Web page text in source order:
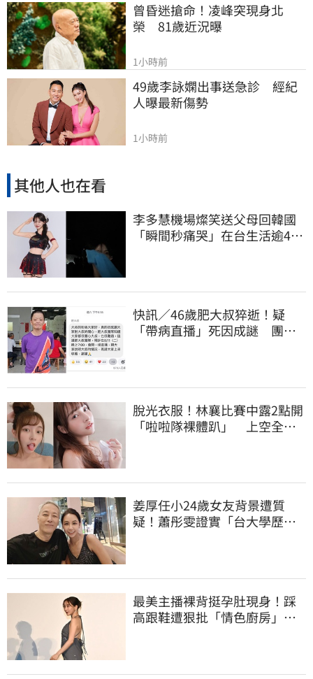
曾昏迷搶命！凌峰突現身北
榮　81歲近況曝
1小時前
49歲李詠嫻出事送急診　經紀
人曝最新傷勢
1小時前
其他人也在看
李多慧機場燦笑送父母回韓國
「瞬間秒痛哭」在台生活逾4年
快訊／46歲肥大叔猝逝！疑
「帶病直播」死因成謎 團隊
脫光衣服！林襄比賽中露2點開
「啦啦隊裸體趴」 上空全裸
姜厚任小24歲女友背景遭質
疑！蕭彤雯證實「台大學歷是
最美主播裸背挺孕肚現身！踩
高跟鞋遭狠批「情色廚房」：